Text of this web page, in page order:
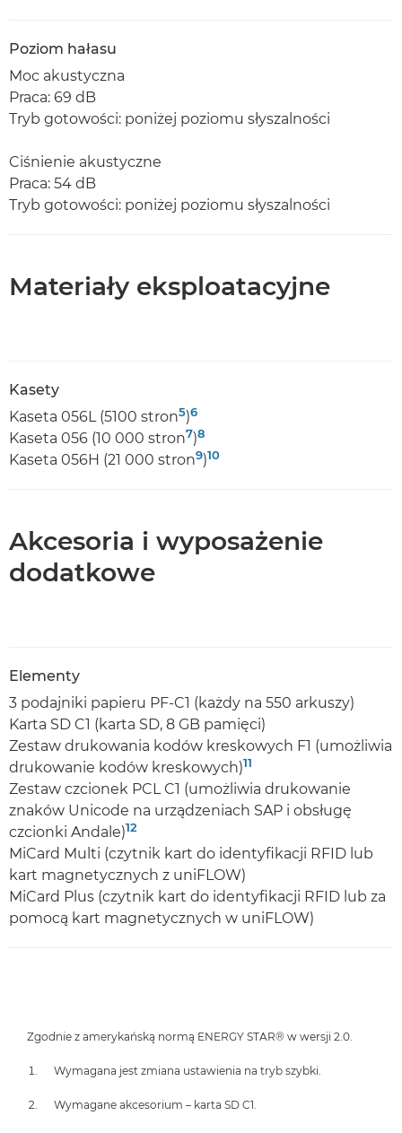
Poziom hałasu
Moc akustyczna
Praca: 69 dB
Tryb gotowości: poniżej poziomu słyszalności
Ciśnienie akustyczne
Praca: 54 dB
Tryb gotowości: poniżej poziomu słyszalności
Materiały eksploatacyjne
Kasety
Kaseta 056L (5100 stron5)6
Kaseta 056 (10 000 stron7)8
Kaseta 056H (21 000 stron9)10
Akcesoria i wyposażenie
dodatkowe
Elementy
3 podajniki papieru PF-C1 (każdy na 550 arkuszy)
Karta SD C1 (karta SD, 8 GB pamięci)
Zestaw drukowania kodów kreskowych F1 (umożliwia
drukowanie kodów kreskowych)11
Zestaw czcionek PCL C1 (umożliwia drukowanie
znaków Unicode na urządzeniach SAP i obsługę
czcionki Andale)12
MiCard Multi (czytnik kart do identyfikacji RFID lub
kart magnetycznych z uniFLOW)
MiCard Plus (czytnik kart do identyfikacji RFID lub za
pomocą kart magnetycznych w uniFLOW)
Zgodnie z amerykańską normą ENERGY STAR® w wersji 2.0.
Wymagana jest zmiana ustawienia na tryb szybki.
Wymagane akcesorium – karta SD C1.